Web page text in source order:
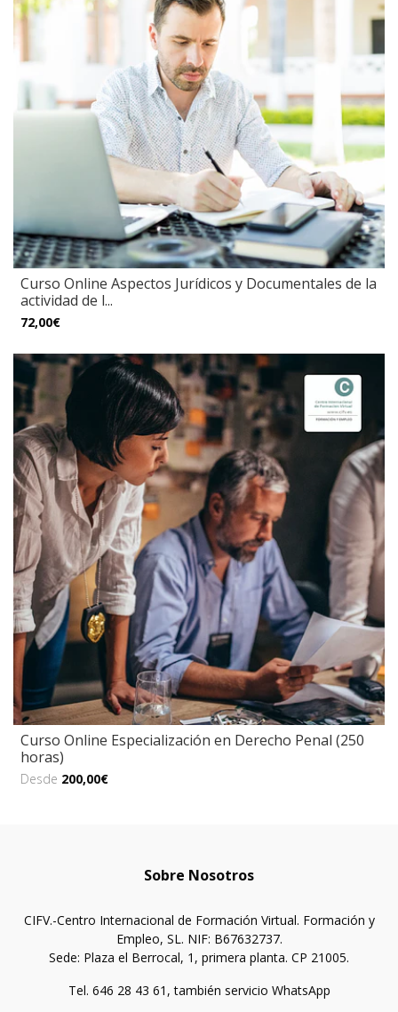
Curso Online Aspectos Jurídicos y Documentales de la
actividad de l...
72,00€
Curso Online Especialización en Derecho Penal (250
horas)
Desde 200,00€
Sobre Nosotros
CIFV.-Centro Internacional de Formación Virtual. Formación y
Empleo, SL. NIF: B67632737.
Sede: Plaza el Berrocal, 1, primera planta. CP 21005.
Tel. 646 28 43 61, también servicio WhatsApp